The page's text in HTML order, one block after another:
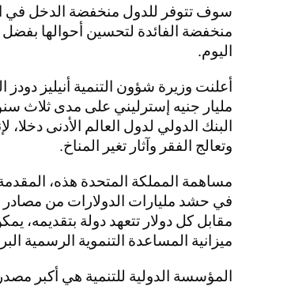
سوف تتوفر للدول منخفضة الدخل في
منخفضة الفائدة لتحسين أحوالها بفضل
اليوم.
مليار جنيه إسترليني على مدى ثلاث
البنك الدولي لدول العالم الأدنى
وتعالج الفقر وآثار تغير المناخ.
مساهمة المملكة المتحدة هذه،
في حشد مليارات الدولارات من
ميزانية المساعدة التنموية الرسمية
المؤسسة الدولية للتنمية هي أكبر